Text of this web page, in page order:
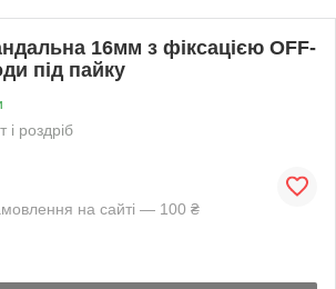
16мм з фіксацією OFF-
під пайку
і роздріб
на сайті — 100 ₴